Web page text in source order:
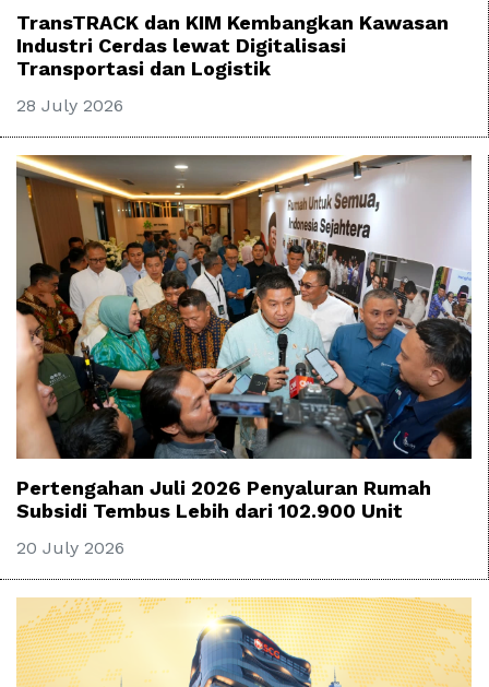
TransTRACK dan KIM Kembangkan Kawasan
Industri Cerdas lewat Digitalisasi
Transportasi dan Logistik
28 July 2026
Pertengahan Juli 2026 Penyaluran Rumah
Subsidi Tembus Lebih dari 102.900 Unit
20 July 2026